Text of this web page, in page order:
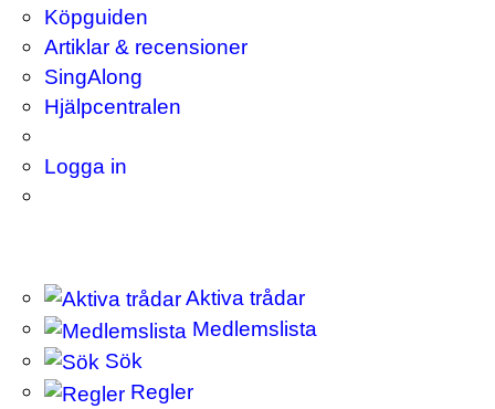
Köpguiden
Artiklar & recensioner
SingAlong
Hjälpcentralen
Logga in
Aktiva trådar
Medlemslista
Sök
Regler